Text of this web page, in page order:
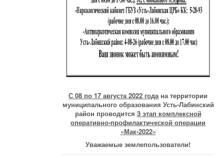
С 08 по 17 августа 2022 годана территории
муниципального образования Усть-Лабинский
район проводится 3 этап комплексной
оперативно-профилактической операции
«Мак-2022»
Уважаемые землепользователи!